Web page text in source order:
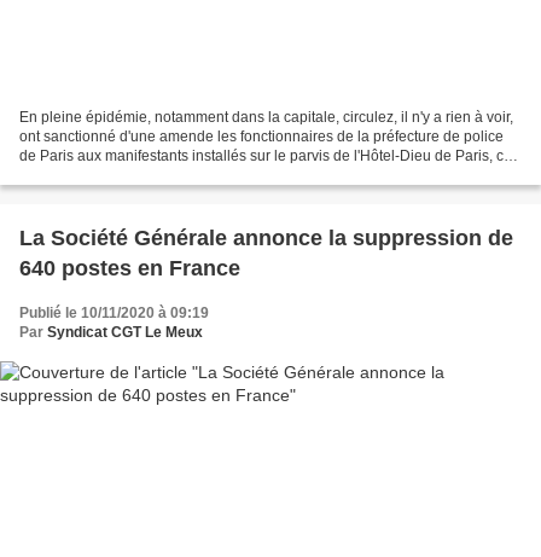
En pleine épidémie, notamment dans la capitale, circulez, il n'y a rien à voir,
ont sanctionné d'une amende les fonctionnaires de la préfecture de police
de Paris aux manifestants installés sur le parvis de l'Hôtel-Dieu de Paris, ce
La Société Générale annonce la suppression de
640 postes en France
Publié le 10/11/2020 à 09:19
Par Syndicat CGT Le Meux